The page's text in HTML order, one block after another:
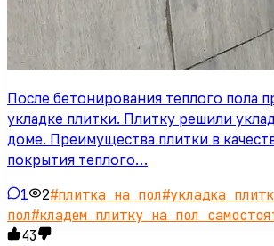
После бетонирования теплого пола
укладке плитки. Плитку решили
доме. Преимущества плитки в
покрытия теплого…
1 2#плитка на пол#укладка
пол#кладем плитку на пол
43